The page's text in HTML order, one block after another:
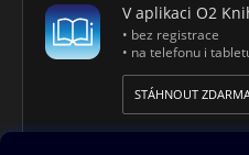
V aplikaci O2
• bez registrace
• na telefonu i
STÁHNOUT